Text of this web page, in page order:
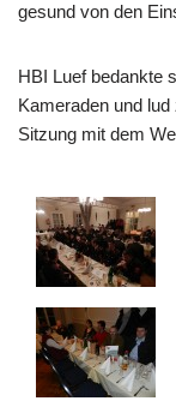
gesund von den
HBI Luef bedankte
Kameraden und
Sitzung mit dem